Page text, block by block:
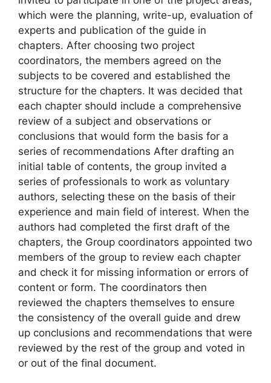
which were the planning, write-up, evaluation of
experts and publication of the guide in
chapters. After choosing two project
coordinators, the members agreed on the
subjects to be covered and established the
structure for the chapters. It was decided that
each chapter should include a comprehensive
review of a subject and observations or
conclusions that would form the basis for a
series of recommendations After drafting an
initial table of contents, the group invited a
series of professionals to work as voluntary
authors, selecting these on the basis of their
experience and main field of interest. When the
authors had completed the first draft of the
chapters, the Group coordinators appointed two
members of the group to review each chapter
and check it for missing information or errors of
content or form. The coordinators then
reviewed the chapters themselves to ensure
the consistency of the overall guide and drew
up conclusions and recommendations that were
reviewed by the rest of the group and voted in
or out of the final document.